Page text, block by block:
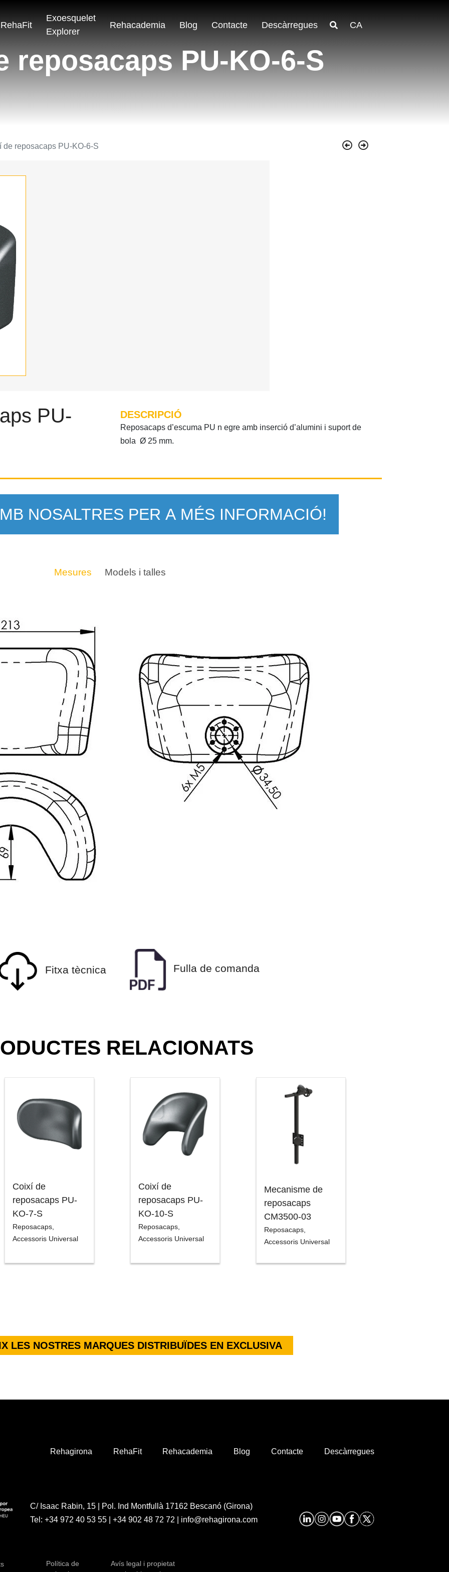
RehaFit
Exoesquelet
Explorer
Rehacademia Blog Contacte Descàrregues CA
reposacaps PU-KO-6-S
de reposacaps PU-KO-6-S
PU- DESCRIPCIÓ
Reposacaps d’escuma PU n egre amb inserció d’alumini i suport de
bola Ø 25 mm.
NOSALTRES PER A MÉS INFORMACIÓ!
Mesures Models i talles
Fitxa tècnica Fulla de comanda
RELACIONATS
Coixí de
reposacaps PU-
KO-7-S
Reposacaps,
Accessoris Universal
Coixí de
reposacaps PU-
KO-10-S
Reposacaps,
Accessoris Universal
Mecanisme de
reposacaps
CM3500-03
Reposacaps,
Accessoris Universal
LES NOSTRES MARQUES DISTRIBUÏDES EN EXCLUSIVA
Rehagirona RehaFit Rehacademia Blog Contacte Descàrregues
C/ Isaac Rabin, 15 | Pol. Ind Montfullà 17162 Bescanó (Girona)
Tel: +34 972 40 53 55| +34 902 48 72 72 info@rehagirona.com
Política de
Avís legal i propietat